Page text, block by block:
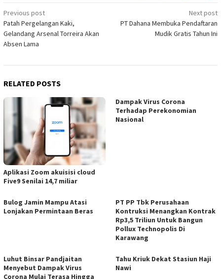
Post
navigation
Previous post
Patah Pergelangan Kaki,
Gelandang Arsenal Torreira Akan
Absen Lama
Next post
PT Dahana Membuka Pendaftaran
Mudik Gratis Tahun Ini
RELATED POSTS
Aplikasi Zoom akuisisi cloud
Five9 Senilai 14,7 miliar
Dampak Virus Corona
Terhadap Perekonomian
Nasional
Bulog Jamin Mampu Atasi
Lonjakan Permintaan Beras
PT PP Tbk Perusahaan
Kontruksi Menangkan Kontrak
Rp3,5 Triliun Untuk Bangun
Pollux Technopolis Di
Karawang
Luhut Binsar Pandjaitan
Menyebut Dampak Virus
Corona Mulai Terasa Hingga
Tahu Kriuk Dekat Stasiun Haji
Nawi